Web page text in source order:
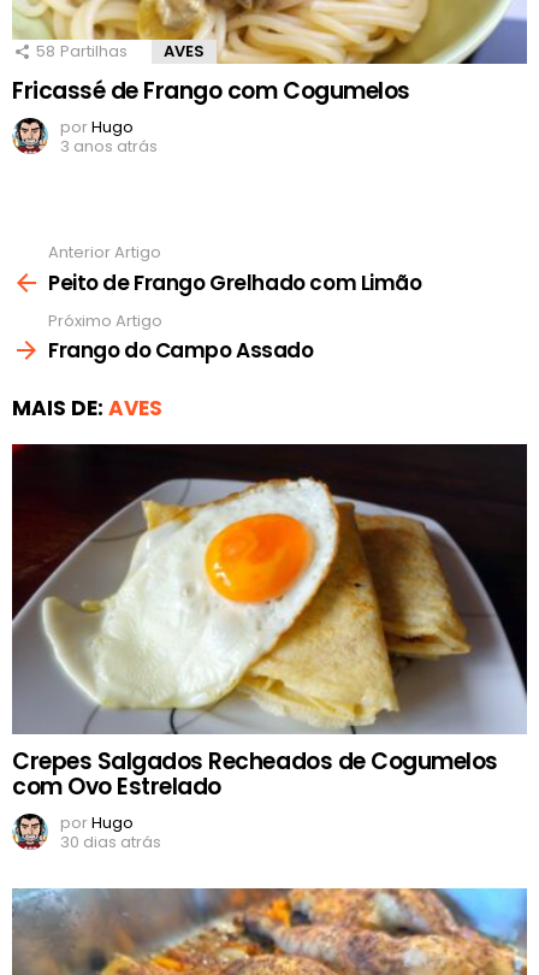
58 Partilhas AVES
Fricassé de Frango com Cogumelos
porHugo
3 anos atrás
mais
Anterior Artigo
Peito de Frango Grelhado com Limão
Próximo Artigo
Frango do Campo Assado
MAIS DE: AVES
Crepes Salgados Recheados de Cogumelos
com Ovo Estrelado
porHugo
30 dias atrás